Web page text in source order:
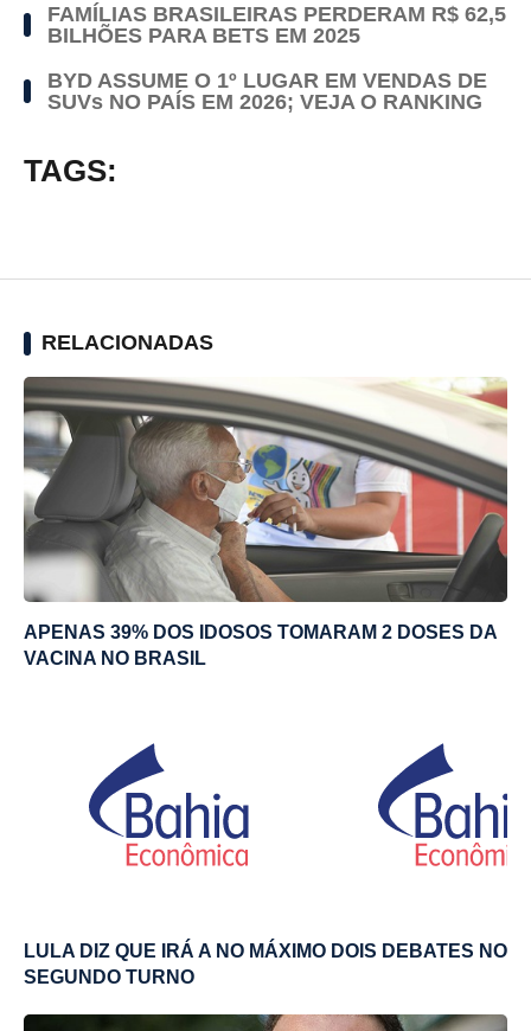
FAMÍLIAS BRASILEIRAS PERDERAM R$ 62,5
BILHÕES PARA BETS EM 2025
BYD ASSUME O 1º LUGAR EM VENDAS DE
SUVs NO PAÍS EM 2026; VEJA O RANKING
TAGS:
RELACIONADAS
APENAS 39% DOS IDOSOS TOMARAM 2 DOSES DA
VACINA NO BRASIL
LULA DIZ QUE IRÁ A NO MÁXIMO DOIS DEBATES NO
SEGUNDO TURNO